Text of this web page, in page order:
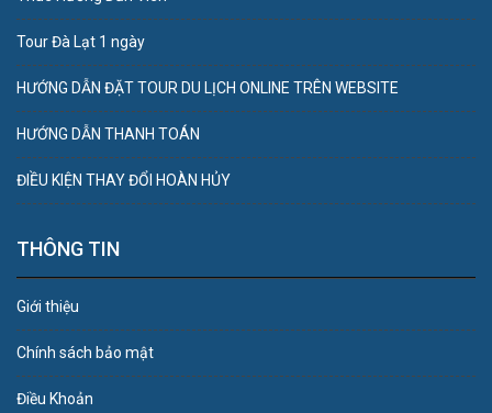
Tour Đà Lạt 1 ngày
HƯỚNG DẪN ĐẶT TOUR DU LỊCH ONLINE TRÊN WEBSITE
HƯỚNG DẪN THANH TOÁN
ĐIỀU KIỆN THAY ĐỔI HOÀN HỦY
THÔNG TIN
Giới thiệu
Chính sách bảo mật
Điều Khoản